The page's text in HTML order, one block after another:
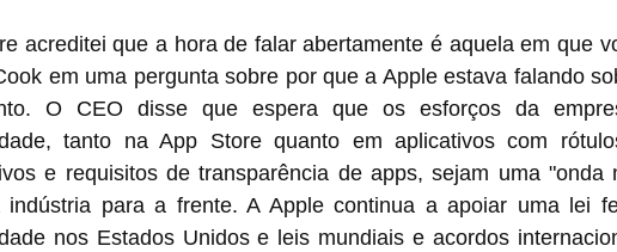
acreditei que a hora de falar abertamente é aquela em que
em uma pergunta sobre por que a Apple estava falando
O CEO disse que espera que os esforços da
tanto na App Store quanto em aplicativos com
e requisitos de transparência de apps, sejam uma "onda
indústria para a frente. A Apple continua a apoiar uma lei
nos Estados Unidos e leis mundiais e acordos